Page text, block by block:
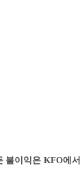
불이익은 KFO에